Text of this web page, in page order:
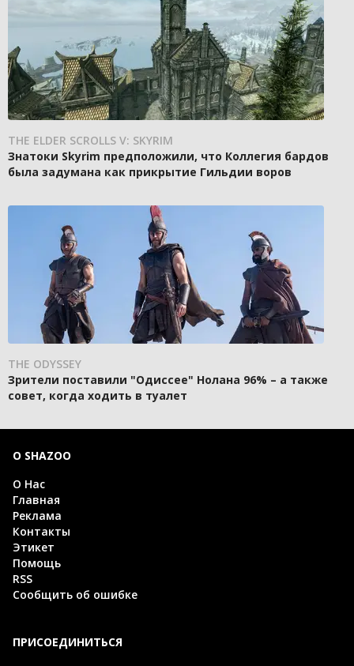
THE ELDER SCROLLS V: SKYRIM
Знатоки Skyrim предположили, что Коллегия бардов
была задумана как прикрытие Гильдии воров
THE ODYSSEY
Зрители поставили "Одиссее" Нолана 96% – а также
совет, когда ходить в туалет
О SHAZOO
О Нас
Главная
Реклама
Контакты
Этикет
Помощь
RSS
Сообщить об ошибке
ПРИСОЕДИНИТЬСЯ